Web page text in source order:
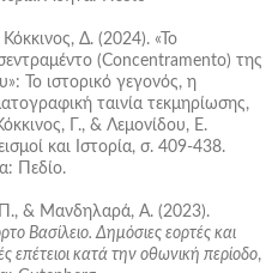
Δ. (2024). «Το
(Concentramento) της
Το ιστορικό γεγονός, η
ταινία τεκμηρίωσης,
Γ., & Λεμονίδου, Ε.
και Ιστορία, σ. 409-438.
Πεδίο.
Π., & Μανδηλαρά, Α. (2023).
Βασίλειο. Δημόσιες εορτές και
επέτειοι κατά την οθωνική περίοδο,